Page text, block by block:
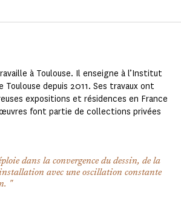
à Toulouse. Il enseigne à l’Institut
Toulouse depuis 2011. Ses travaux ont
expositions et résidences en France
font partie de collections privées
dans la convergence du dessin, de la
avec une oscillation constante